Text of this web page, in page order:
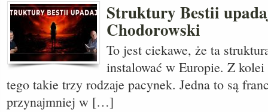
Struktury Bestii
Chodorowski
To jest ciekawe, że ta
instalować w Europie. Z
tego takie trzy rodzaje pacynek. Jedna to są
przynajmniej w […]